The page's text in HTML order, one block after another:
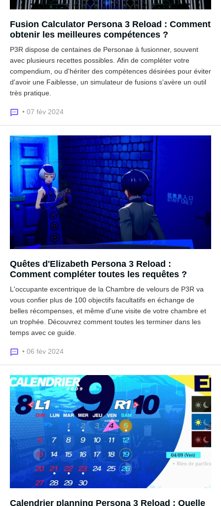
Fusion Calculator Persona 3 Reload : Comment
obtenir les meilleures compétences ?
P3R dispose de centaines de Personae à fusionner, souvent
avec plusieurs recettes possibles. Afin de compléter votre
compendium, ou d'hériter des compétences désirées pour éviter
d'avoir une Faiblesse, un simulateur de fusions s'avère un outil
très pratique.
• 07 fév 2024
Quêtes d'Elizabeth Persona 3 Reload :
Comment compléter toutes les requêtes ?
L'occupante excentrique de la Chambre de velours de P3R va
vous confier plus de 100 objectifs facultatifs en échange de
belles récompenses, et même d'une visite de votre chambre et
un trophée. Découvrez comment toutes les terminer dans les
temps avec ce guide.
• 06 fév 2024
Calendrier planning Persona 3 Reload : Quelle